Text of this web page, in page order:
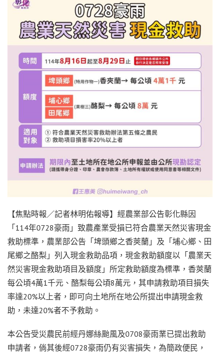
【焦點時報／記者林明佑報導】經農業部公告彰化縣因
「114年0728豪雨」致農產業受損已符合農業天然災害現金
救助標準，農業部公告「埤頭鄉之香莢蘭」及「埔心鄉、田
尾鄉之酪梨」列入現金救助品項，現金救助額度以「農業天
然災害現金救助項目及額度」所定救助額度為標準，香莢蘭
每公頃4萬1千元、酪梨每公頃8萬元，其申請救助項目損失
率達20%以上者，即可向土地所在地公所提出申請現金救
助，未達20%者不予救助。
本公告受災農民前經丹娜絲颱風及0708豪雨業已提出救助
申請者，倘其後經0728豪雨仍有災害損失，為簡政便民，